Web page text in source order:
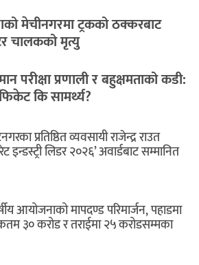
मेचीनगरमा ट्रकको ठक्करबाट
चालकको मृत्यु
परीक्षा प्रणाली र बहुक्षमताको कडी:
कि सामर्थ्य?
प्रतिष्ठित व्यवसायी राजेन्द्र राउत
इन्डस्ट्री लिडर २०२६’ अवार्डबाट सम्मानित
आयोजनाको मापदण्ड परिमार्जन, पहाडमा
३० करोड र तराईमा २५ करोडसम्मका